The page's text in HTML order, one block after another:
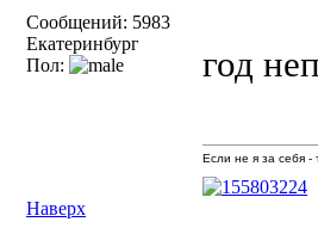
Сообщений: 5983
Екатеринбург
Пол:
год
Наверх
Если не я за себя -